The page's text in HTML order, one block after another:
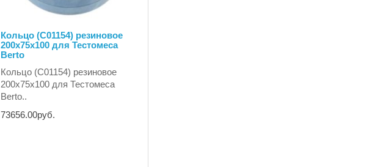
Кольцо (C01154) резиновое
200х75х100 для Тестомеса
Berto
Кольцо (C01154) резиновое
200х75х100 для Тестомеса
Berto..
73656.00руб.